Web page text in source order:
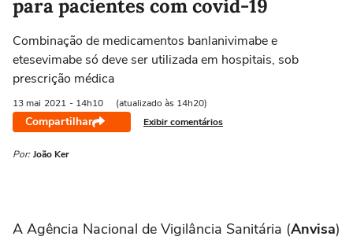
para pacientes com covid-19
Combinação de medicamentos banlanivimabe e
etesevimabe só deve ser utilizada em hospitais, sob
prescrição médica
13 mai 2021 - 14h10 (atualizado às 14h20)
Compartilhar Exibir comentários
Por: João Ker
A Agência Nacional de Vigilância Sanitária (Anvisa)